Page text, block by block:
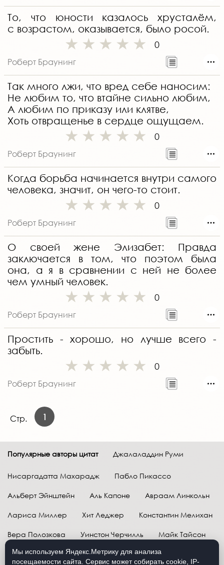
То, что юности казалось хрусталём,
с возрастом, оказывается, было росой.
0
Роберт Браунинг
Так много лжи, что вред себе наносим:
Не любим то, что втайне сильно любим,
А любим по приказу или клятве,
Хоть отвращенье в сердце ощущаем.
0
Роберт Браунинг
Когда борьба начинается внутри самого
человека, значит, он чего-то стоит.
0
Роберт Браунинг
О своей жене Элизабет: Правда
заключается в том, что поэтом была
она, а я в сравнении с ней не более
чем умный человек.
0
Роберт Браунинг
Простить - хорошо, но лучше всего -
забыть.
0
Роберт Браунинг
Стр. 1
Популярные авторы цитат Джалаладдин Руми
Нисаргадатта Махарадж Пабло Пикассо
Альберт Эйнштейн Аль Капоне Авраам Линкольн
Лариса Миллер Хит Леджер Константин Мелихан
Вера Полозкова Уинстон Черчилль Майк Тайсон
Марк Твен Расул Гамзатов Грег Плитт
Мы используем Яндекс.Метрику для анализа
посещаемости сайта. Сервис может собирать cookie, IP-